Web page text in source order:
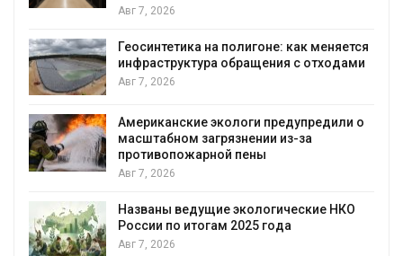
7, 2026
на полигоне: как меняется
обращения с отходами
7, 2026
экологи предупредили о
загрязнении из-за
пены
7, 2026
ведущие экологические НКО
по итогам 2025 года
7, 2026
Авг 7,